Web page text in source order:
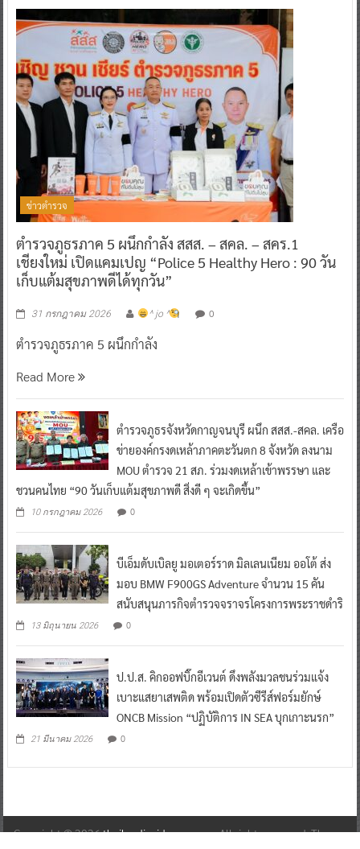
ข่าวตำรวจ
ตำรวจภูธรภาค 5 ผนึกกำลัง สสส. – สคล. – สคร.1
เชียงใหม่ เปิดแคมเปญ “Police 5 Healthy Hero : 90 วัน
เก็บแต้มสุขภาพดีได้ทุกวัน”
31 กรกฎาคม 2026 ^ jo ^ 0
ตำรวจภูธรภาค 5 ผนึกกำลัง
Read More
ตำรวจภูธรจังหวัดกาญจนบุรี ผนึก สสส.-สคล. เครือ
ข่ายองค์กรงดเหล้าภาคตะวันตก 8 จังหวัด ลงนาม
MOU ตำรวจ 21 สภ. ร่วมงดเหล้าเข้าพรรษา และ
ชวนคนไทย “90 วันเก็บแต้มสุขภาพดี สิ่งดี ๆ จะเกิดขึ้น”
10 กรกฎาคม 2026 0
บีเอ็มดับเบิลยู มอเตอร์ราด มิลเลนเนียม ออโต้ ส่ง
มอบ BMW F900GS Adventure จำนวน 15 คัน
สนับสนุนภารกิจตำรวจจราจรโครงการพระราชดำริ
13 มิถุนายน 2026 0
ป.ป.ส. คิกออฟบิ๊กอีเวนต์ ดึงพลังมวลชนร่วมแจ้ง
เบาะแสยาเสพติด พร้อมเปิดตัวซีรีส์ฟอร์มยักษ์
ONCB Mission “ปฏิบัติการ IN SEA บุกเกาะนรก”
21 มีนาคม 2026 0
Copyright © 2026thailandinsidenew.com. All rights reserved. Theme: